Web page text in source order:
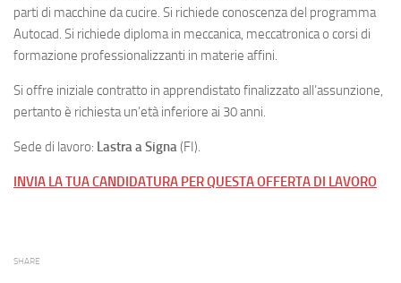
parti di macchine da cucire. Si richiede conoscenza del programma
Autocad. Si richiede diploma in meccanica, meccatronica o corsi di
formazione professionalizzanti in materie affini.
Si offre iniziale contratto in apprendistato finalizzato all’assunzione,
pertanto è richiesta un’età inferiore ai 30 anni.
Sede di lavoro: Lastra a Signa(FI).
INVIA LA TUA CANDIDATURA PER QUESTA OFFERTA DI LAVORO
SHARE